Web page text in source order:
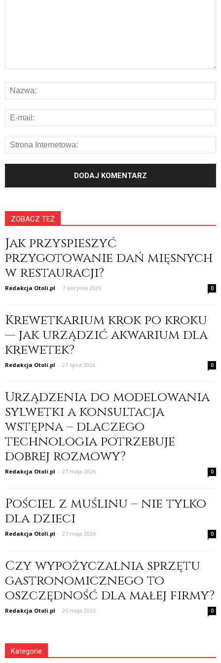
ZOBACZ TEŻ
Jak przyspieszyć
przygotowanie dań mięsnych
w restauracji?
Redakcja Otoli.pl - 7 sierpnia 2026 0
Krewetkarium krok po kroku
— jak urządzić akwarium dla
krewetek?
Redakcja Otoli.pl - 27 lipca 2026 0
Urządzenia do modelowania
sylwetki a konsultacja
wstępna – dlaczego
technologia potrzebuje
dobrej rozmowy?
Redakcja Otoli.pl - 27 maja 2026 0
Pościel z muślinu – nie tylko
dla dzieci
Redakcja Otoli.pl - 27 maja 2026 0
Czy wypożyczalnia sprzętu
gastronomicznego to
oszczędność dla małej firmy?
Redakcja Otoli.pl - 26 maja 2026 0
Kategorie